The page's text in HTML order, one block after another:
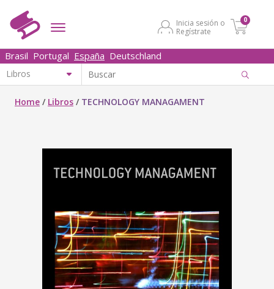
Inicia sesión o
Regístrate
0
Brasil Portugal España Deutschland
Home / Libros / TECHNOLOGY MANAGAMENT